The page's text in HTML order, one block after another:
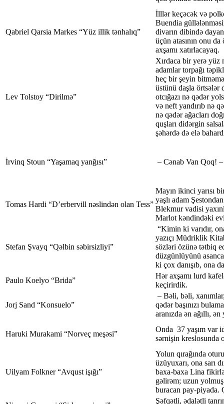
Qabriel Qarsia Markes “Yüz illik tənhalıq”
İlllər keçəcək və
Buendia
divarın dibində
üçün atasının onu
axşamı xatırlacayaq.
Lev Tolstoy “Dirilmə”
Xırdaca bir yerə yüz
adamlar torpağı
heç bir şeyin
üstünü daşla örtsələr
otcığazı nə qədər
və neft yandırıb nə
nə qədər ağacları
quşları didərgin
şəhərdə də elə
İrvinq Stoun “Yaşamaq yanğısı” – Cənab Van Qoq!
Tomas Hardi “D’erbervill nəslindən olan Tess”
Mayın ikinci yarısı
yaşlı adam
Blekmur vadisi
Marlot kəndindəki
Stefan Şvayq “Qəlbin səbirsizliyi”
“Kimin ki varıdır,
yazıçı Müdriklik
sözləri özünə tətbiq
düzgünlüyünü
ki çox danışıb, ona
Paulo Koelyo “Brida”
Hər axşamı lurd
keçirirdik.
Jorj Sand “Konsuelo”
– Bəli, bəli,
qədər başınızı
aranızda ən ağıllı,
Haruki Murakami “Norveç meşəsi”
Onda 37 yaşım var
sərnişin kreslosunda
Uilyam Folkner “Avqust işığı”
Yolun qırağında
üzüyuxarı, ona sarı
baxa-baxa Lina
gəlirəm; uzun
buracan pay-piyada.
Şəfqətli, ədalətli